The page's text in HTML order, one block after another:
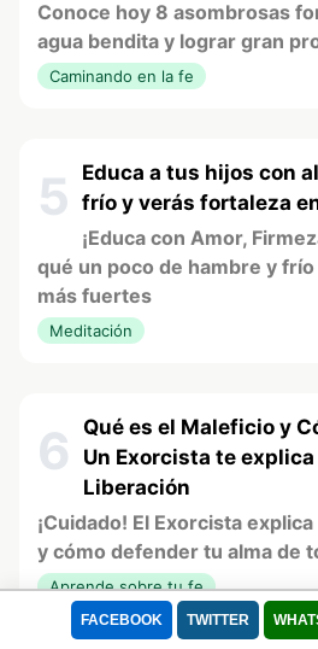
FACEBOOK TWITTER
Conoce hoy 8 asombrosas
agua bendita y lograr gran
Caminando en la fe
5
Educa a tus hijos con
frío y verás fortaleza
¡Educa con Amor,
qué un poco de hambre y
más fuertes
Meditación
6
Qué es el Maleficio y
Un Exorcista te
Liberación
¡Cuidado! El Exorcista
y cómo defender tu alma de
Aprende sobre tu fe